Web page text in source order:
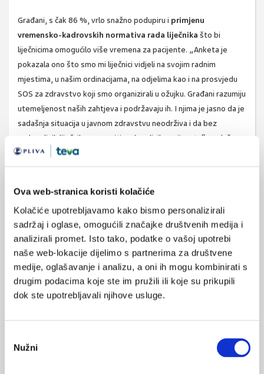
Ova web-stranica koristi kolačiće
Kolačiće upotrebljavamo kako bismo personalizirali
sadržaj i oglase, omogućili značajke društvenih medija i
analizirali promet. Isto tako, podatke o vašoj upotrebi
naše web-lokacije dijelimo s partnerima za društvene
medije, oglašavanje i analizu, a oni ih mogu kombinirati s
drugim podacima koje ste im pružili ili koje su prikupili
dok ste upotrebljavali njihove usluge.
pristanka
Nužni
Građani, s čak 86 %, vrlo snažno podupiru i primjenu
vremensko-kadrovskih normativa rada liječnika što bi
liječnicima omogućilo više vremena za pacijente. „Anketa je
pokazala ono što smo mi liječnici vidjeli na svojim radnim
mjestima, u našim ordinacijama, na odjelima kao i na prosvjedu
SOS za zdravstvo koji smo organizirali u ožujku. Građani razumiju
utemeljenost naših zahtjeva i podržavaju ih. I njima je jasno da je
sadašnja situacija u javnom zdravstvu neodrživa i da bez
zadovoljnih liječnika nema niti zadovoljnih pacijenata“, naglašava
Luetić.
Građani za duge liste čekanja odgovornim smatraju podjednako
Vladu i Ministarstvo zdravstva (39 %), dok su na trećem mjestu
(22 %) ravnatelji zdravstvenih ustanova, pokazalo je
istraživanje. Očito je da su upravljanje i organizacija sustava
kronična bolest hrvatskog zdravstva.
Naime, tek 11 % građana smatra liječnike odgovornima za duge
liste čekanja.
ispitanika u razdoblju od 12. do 23. travnja provela agencija